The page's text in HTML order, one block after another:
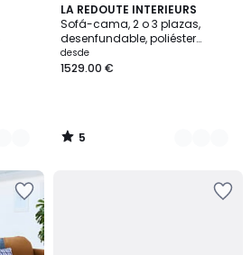
LA REDOUTE INTERIEURS
Sofá-cama, 2 o 3 plazas,
desenfundable, poliéster
jaspeado, ODNA
desde
1529.00 €
5
/
5
9
Colores
5
/